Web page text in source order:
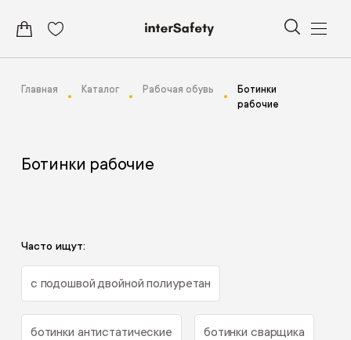
Главная Каталог Рабочая обувь
Ботинки
рабочие
Ботинки рабочие
Часто ищут:
с подошвой двойной полиуретан
ботинки антистатические ботинки сварщика